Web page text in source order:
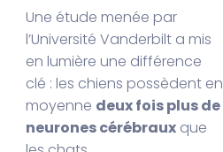
Une étude menée par
l’Université Vanderbilt a mis
en lumière une différence
clé : les chiens possèdent en
moyenne deux fois plus de
neurones cérébraux que